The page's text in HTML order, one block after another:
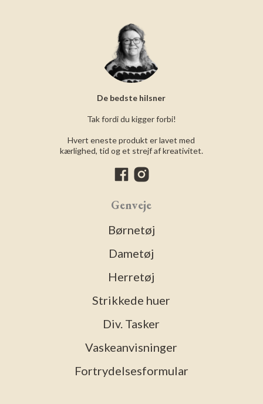
De bedste hilsner
Tak fordi du kigger forbi!
Hvert eneste produkt er lavet med
kærlighed, tid og et strejf af kreativitet.
Genveje
Børnetøj
Dametøj
Herretøj
Strikkede huer
Div. Tasker
Vaskeanvisninger
Fortrydelsesformular